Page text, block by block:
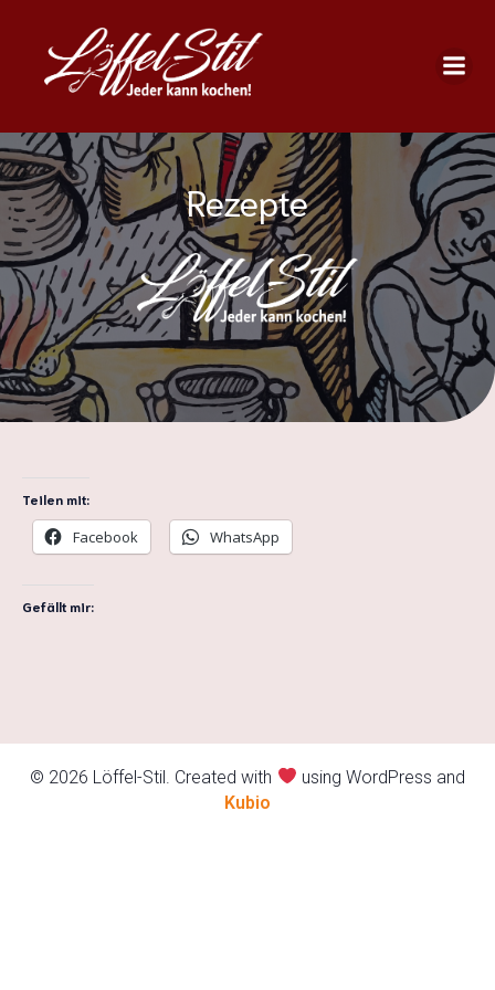
Rezepte
Teilen mit:
Facebook WhatsApp
Gefällt mir:
© 2026 Löffel-Stil. Created with
using WordPress and
Kubio